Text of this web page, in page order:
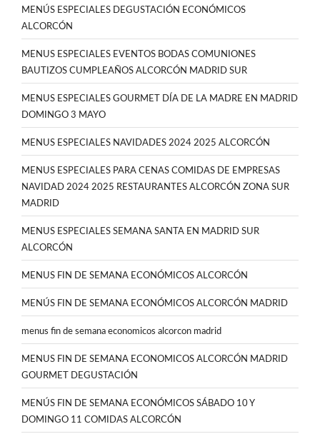
MENÚS ESPECIALES DEGUSTACIÓN ECONÓMICOS
ALCORCÓN
MENUS ESPECIALES EVENTOS BODAS COMUNIONES
BAUTIZOS CUMPLEAÑOS ALCORCÓN MADRID SUR
MENUS ESPECIALES GOURMET DÍA DE LA MADRE EN MADRID
DOMINGO 3 MAYO
MENUS ESPECIALES NAVIDADES 2024 2025 ALCORCÓN
MENUS ESPECIALES PARA CENAS COMIDAS DE EMPRESAS
NAVIDAD 2024 2025 RESTAURANTES ALCORCÓN ZONA SUR
MADRID
MENUS ESPECIALES SEMANA SANTA EN MADRID SUR
ALCORCÓN
MENUS FIN DE SEMANA ECONÓMICOS ALCORCÓN
MENÚS FIN DE SEMANA ECONÓMICOS ALCORCÓN MADRID
menus fin de semana economicos alcorcon madrid
MENUS FIN DE SEMANA ECONOMICOS ALCORCÓN MADRID
GOURMET DEGUSTACIÓN
MENÚS FIN DE SEMANA ECONÓMICOS SÁBADO 10 Y
DOMINGO 11 COMIDAS ALCORCÓN